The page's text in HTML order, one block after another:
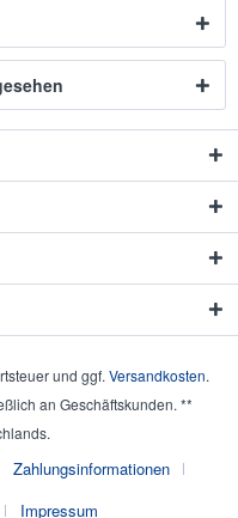
und ggf. Versandkosten.
an Geschäftskunden. **
Zahlungsinformationen
Impressum